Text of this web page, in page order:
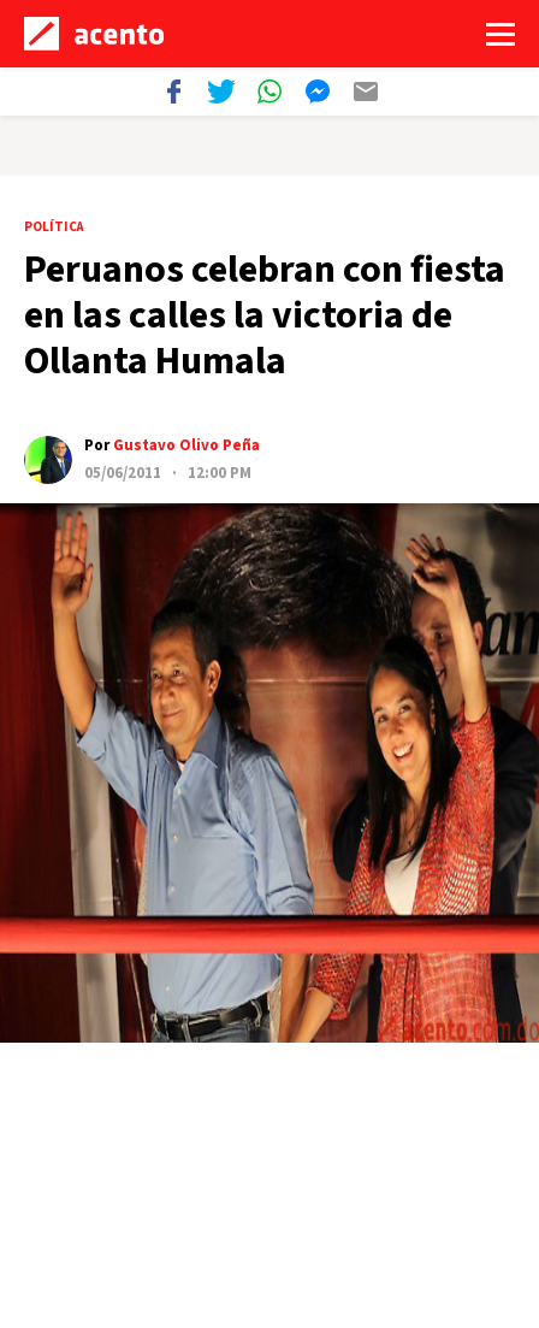
POLÍTICA
Peruanos celebran con fiesta
en las calles la victoria de
Ollanta Humala
PorGustavo Olivo Peña
05/06/2011 · 12:00 PM